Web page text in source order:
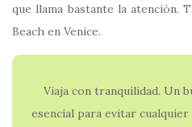
que llama bastante la atención.
Beach en Venice.
Viaja con tranquilidad. Un
esencial para evitar